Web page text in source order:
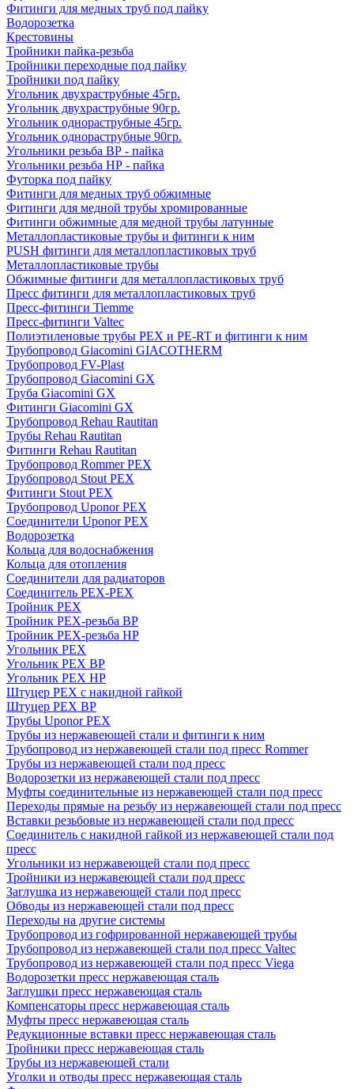
Фитинги для медных труб под пайку
Водорозетка
Крестовины
Тройники пайка-резьба
Тройники переходные под пайку
Тройники под пайку
Угольник двухраструбные 45гр.
Угольник двухраструбные 90гр.
Угольник однораструбные 45гр.
Угольник однораструбные 90гр.
Угольники резьба ВР - пайка
Угольники резьба НР - пайка
Футорка под пайку
Фитинги для медных труб обжимные
Фитинги для медной трубы хромированные
Фитинги обжимные для медной трубы латунные
Металлопластиковые трубы и фитинги к ним
PUSH фитинги для металлопластиковых труб
Металлопластиковые трубы
Обжимные фитинги для металлопластиковых труб
Пресс фитинги для металлопластиковых труб
Пресс-фитинги Tiemme
Пресс-фитинги Valtec
Полиэтиленовые трубы PEX и PE-RT и фитинги к ним
Трубопровод Giacomini GIACOTHERM
Трубопровод FV-Plast
Трубопровод Giacomini GX
Труба Giacomini GX
Фитинги Giacomini GX
Трубопровод Rehau Rautitan
Трубы Rehau Rautitan
Фитинги Rehau Rautitan
Трубопровод Rommer PEX
Трубопровод Stout PEX
Фитинги Stout PEX
Трубопровод Uponor PEX
Соединители Uponor PEX
Водорозетка
Кольца для водоснабжения
Кольца для отопления
Соединители для радиаторов
Соединитель PEX-PEX
Тройник PEX
Тройник PEX-резьба ВР
Тройник PEX-резьба НР
Угольник PEX
Угольник PEX ВР
Угольник PEX НР
Штуцер PEX c накидной гайкой
Штуцер PEX ВР
Трубы Uponor PEX
Трубы из нержавеющей стали и фитинги к ним
Трубопровод из нержавеющей стали под пресс Rommer
Трубы из нержавеющей стали под пресс
Водорозетки из нержавеющей стали под пресс
Муфты соединительные из нержавеющей стали под пресс
Переходы прямые на резьбу из нержавеющей стали под пресс
Вставки резьбовые из нержавеющей стали под пресс
Соединитель с накидной гайкой из нержавеющей стали под
пресс
Угольники из нержавеющей стали под пресс
Тройники из нержавеющей стали под пресс
Заглушка из нержавеющей стали под пресс
Обводы из нержавеющей стали под пресс
Переходы на другие системы
Трубопровод из гофрированной нержавеющей трубы
Трубопровод из нержавеющей стали под пресс Valtec
Трубопровод из нержавеющей стали под пресс Viega
Водорозетки пресс нержавеющая сталь
Заглушки пресс нержавеющая сталь
Компенсаторы пресс нержавеющая сталь
Муфты пресс нержавеющая сталь
Редукционные вставки пресс нержавеющая сталь
Тройники пресс нержавеющая сталь
Трубы из нержавеющей стали
Уголки и отводы пресс нержавеющая сталь